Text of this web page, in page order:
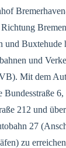
Richtung
und Buxtehude
und
Mit dem
Bundesstraße
212 und
27
zu